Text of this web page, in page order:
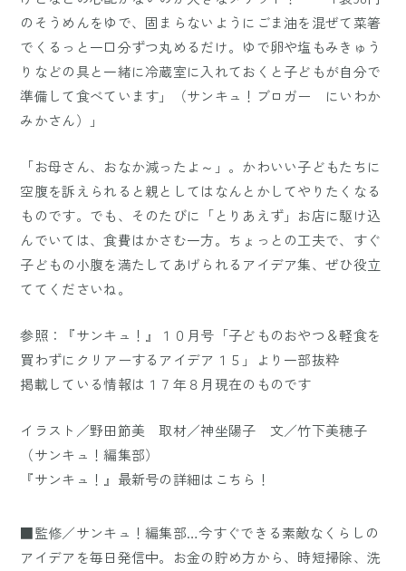
のそうめんをゆで、固まらないようにごま油を混ぜて菜箸
でくるっと一口分ずつ丸めるだけ。ゆで卵や塩もみきゅう
りなどの具と一緒に冷蔵室に入れておくと子どもが自分で
準備して食べています」（サンキュ！ブロガー にいわか
みかさん）」
「お母さん、おなか減ったよ～」。かわいい子どもたちに
空腹を訴えられると親としてはなんとかしてやりたくなる
ものです。でも、そのたびに「とりあえず」お店に駆け込
んでいては、食費はかさむ一方。ちょっとの工夫で、すぐ
子どもの小腹を満たしてあげられるアイデア集、ぜひ役立
ててくださいね。
参照：『サンキュ！』１０月号「子どものおやつ＆軽食を
買わずにクリアーするアイデア１５」より一部抜粋
掲載している情報は１７年８月現在のものです
イラスト／野田節美 取材／神坐陽子 文／竹下美穂子
（サンキュ！編集部）
『サンキュ！』最新号の詳細は こちら ！
■監修／サンキュ！編集部…今すぐできる素敵なくらしの
アイデアを毎日発信中。お金の貯め方から、時短掃除、洗